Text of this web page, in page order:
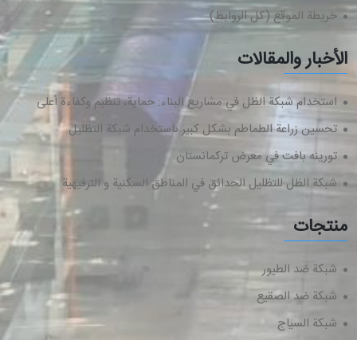
خريطة الموقع (كل الروابط)
الأخبار والمقالات
استخدام شبكة الظل في مشاريع البناء: حماية، تنظيم وكفاءة أعلى
تحسين زراعة الطماطم بشكل كبير باستخدام شبكة التظليل
تورینه بافت في معرض تركمانستان
شبكة الظل للتظليل الحدائق في المناطق السكنية و الترفيهية
منتجات
شبكة ضد الطيور
شبكة ضد الصقيع
شبكة السياج